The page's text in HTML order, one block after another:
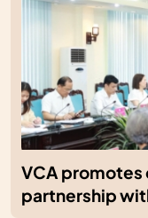
VCA
partnership